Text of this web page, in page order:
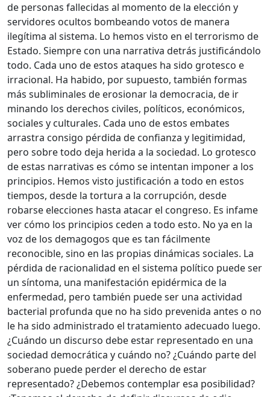
de personas fallecidas al momento de la elección y
servidores ocultos bombeando votos de manera
ilegítima al sistema. Lo hemos visto en el terrorismo de
Estado. Siempre con una narrativa detrás justificándolo
todo. Cada uno de estos ataques ha sido grotesco e
irracional. Ha habido, por supuesto, también formas
más subliminales de erosionar la democracia, de ir
minando los derechos civiles, políticos, económicos,
sociales y culturales. Cada uno de estos embates
arrastra consigo pérdida de confianza y legitimidad,
pero sobre todo deja herida a la sociedad. Lo grotesco
de estas narrativas es cómo se intentan imponer a los
principios. Hemos visto justificación a todo en estos
tiempos, desde la tortura a la corrupción, desde
robarse elecciones hasta atacar el congreso. Es infame
ver cómo los principios ceden a todo esto. No ya en la
voz de los demagogos que es tan fácilmente
reconocible, sino en las propias dinámicas sociales. La
pérdida de racionalidad en el sistema político puede ser
un síntoma, una manifestación epidérmica de la
enfermedad, pero también puede ser una actividad
bacterial profunda que no ha sido prevenida antes o no
le ha sido administrado el tratamiento adecuado luego.
¿Cuándo un discurso debe estar representado en una
sociedad democrática y cuándo no? ¿Cuándo parte del
soberano puede perder el derecho de estar
representado? ¿Debemos contemplar esa posibilidad?